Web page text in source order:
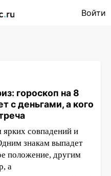
Войти
гороскоп на 8
с деньгами, а кого
ярких совпадений и
знакам выпадет
положение, другим
а